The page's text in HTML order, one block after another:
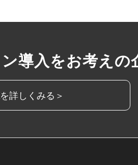
導入をお考えの
を詳しくみる＞